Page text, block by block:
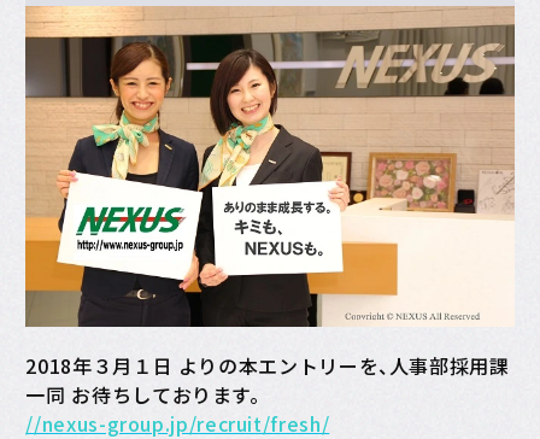
2018年３月１日 よりの本エントリーを、人事部採用課
一同 お待ちしております。
//nexus-group.jp/recruit/fresh/